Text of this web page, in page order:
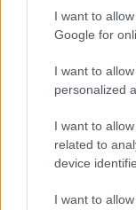
I want to
Google for
I want to
personalized
I want to
related to
device
I want to
HÍRLEVÉL